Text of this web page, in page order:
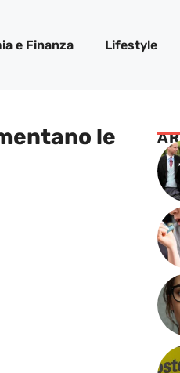
e Finanza Lifestyle
le